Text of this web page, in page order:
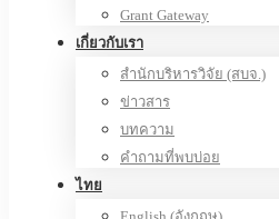
Grant Gateway
เกี่ยวกับเรา
สำนักบริหารวิจัย (สบจ.)
ข่าวสาร
บทความ
คำถามที่พบบ่อย
ไทย